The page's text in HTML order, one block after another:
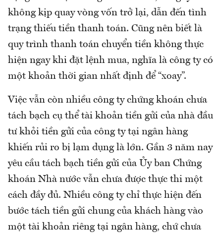
không kịp quay vòng vốn trở lại, dẫn đến tình
trạng thiếu tiền thanh toán. Cũng nên biết là
quy trình thanh toán chuyển tiền không thực
hiện ngay khi đặt lệnh mua, nghĩa là công ty có
một khoản thời gian nhất định để “xoay”.
Việc vẫn còn nhiều công ty chứng khoán chưa
tách bạch cụ thể tài khoản tiền gửi của nhà đầu
tư khỏi tiền gửi của công ty tại ngân hàng
khiến rủi ro bị lạm dụng là lớn. Gần 3 năm nay
yêu cầu tách bạch tiền gửi của Ủy ban Chứng
khoán Nhà nước vẫn chưa được thực thi một
cách đầy đủ. Nhiều công ty chỉ thực hiện đến
bước tách tiền gửi chung của khách hàng vào
một tài khoản riêng tại ngân hàng, chứ chưa